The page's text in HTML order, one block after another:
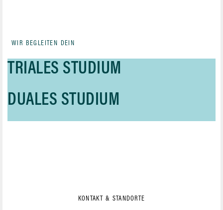
WIR BEGLEITEN DEIN
TRIALES STUDIUM
DUALES STUDIUM
KONTAKT & STANDORTE